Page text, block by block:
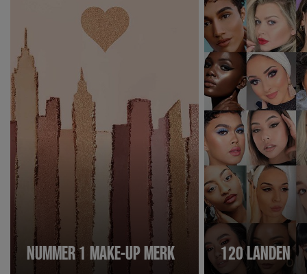
NUMMER 1 MAKE-UP MERK 120 LANDEN